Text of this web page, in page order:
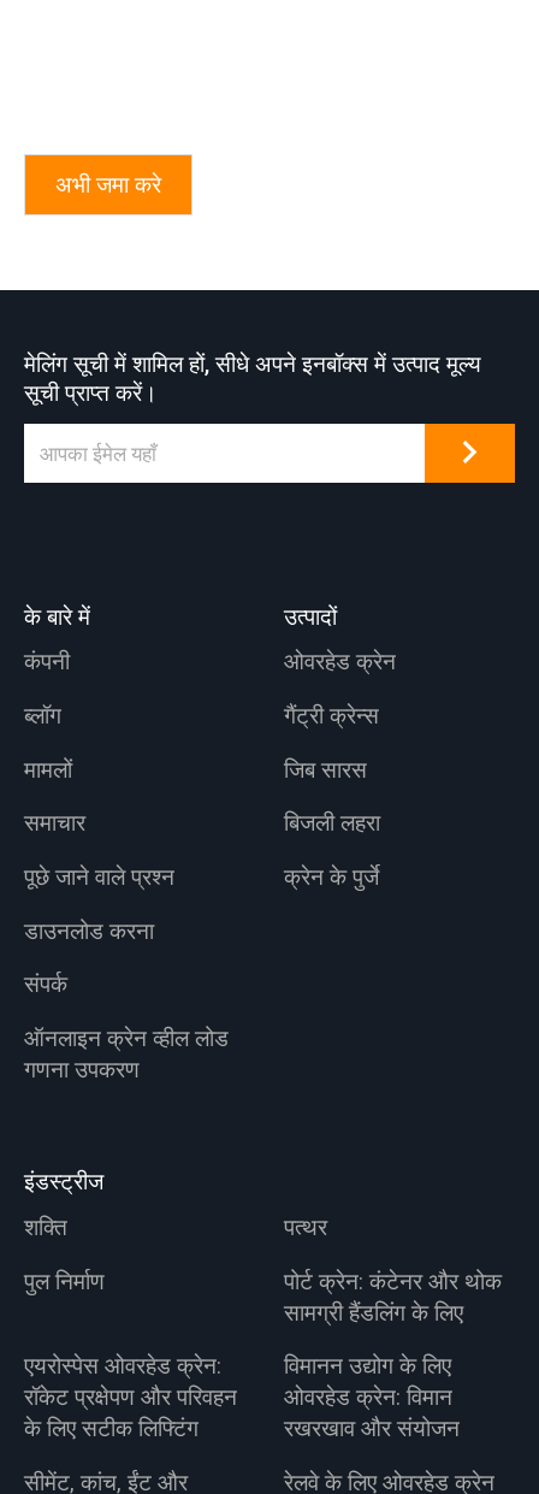
अभी जमा करे
मेलिंग सूची में शामिल हों, सीधे अपने इनबॉक्स में उत्पाद मूल्य
सूची प्राप्त करें।
के बारे में
कंपनी
ब्लॉग
मामलों
समाचार
पूछे जाने वाले प्रश्न
डाउनलोड करना
संपर्क
ऑनलाइन क्रेन व्हील लोड
गणना उपकरण
उत्पादों
ओवरहेड क्रेन
गैंट्री क्रेन्स
जिब सारस
बिजली लहरा
क्रेन के पुर्जे
इंडस्ट्रीज
शक्ति
पत्थर
पुल निर्माण
पोर्ट क्रेन: कंटेनर और थोक
सामग्री हैंडलिंग के लिए
एयरोस्पेस ओवरहेड क्रेन:
रॉकेट प्रक्षेपण और परिवहन
के लिए सटीक लिफ्टिंग
विमानन उद्योग के लिए
ओवरहेड क्रेन: विमान
रखरखाव और संयोजन
सीमेंट, कांच, ईंट और
रेलवे के लिए ओवरहेड क्रेन